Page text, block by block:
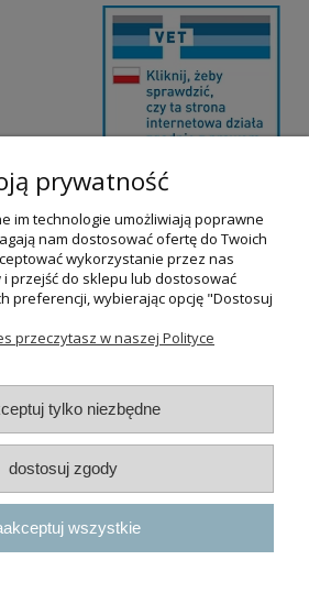
internetowy Shoper.pl
prywatność
im technologie umożliwiają poprawne
nam dostosować ofertę do Twoich
wykorzystanie przez nas
przejść do sklepu lub dostosować
preferencji, wybierając opcję "Dostosuj
przeczytasz w naszej Polityce
tylko niezbędne
dostosuj zgody
wszystkie